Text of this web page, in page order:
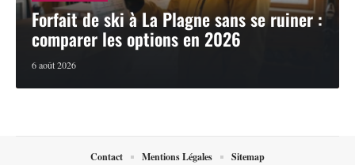
Forfait de ski à La Plagne sans se ruiner :
comparer les options en 2026
6 août 2026
Contact Mentions Légales Sitemap